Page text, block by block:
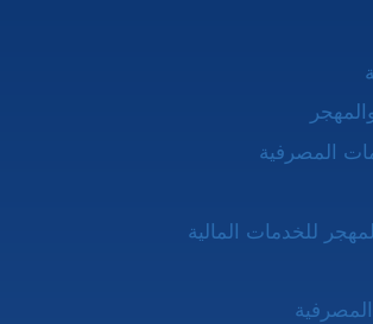
المصرفية
للخدمات المالية